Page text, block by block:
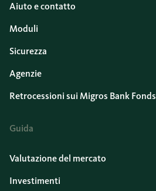
Aiuto e contatto
Moduli
Sicurezza
Agenzie
Retrocessioni sui Migros Bank Fonds
Guida
Valutazione del mercato
Investimenti